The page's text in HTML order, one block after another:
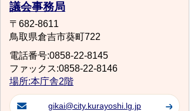
議会事務局
〒682-8611
鳥取県倉吉市葵町722
電話番号:0858-22-8145
ファックス:0858-22-8146
場所:本庁舎2階
gikai@city.kurayoshi.lg.jp